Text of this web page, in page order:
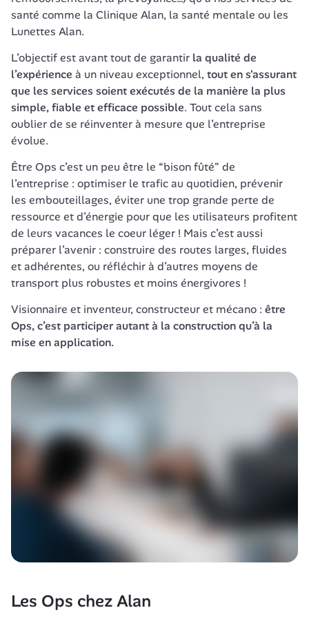
santé comme la Clinique Alan, la santé mentale ou les
Lunettes Alan.
L’objectif est avant tout de garantir la qualité de
l’expérience à un niveau exceptionnel, tout en s'assurant
que les services soient exécutés de la manière la plus
simple, fiable et efficace possible. Tout cela sans
oublier de se réinventer à mesure que l’entreprise
évolue.
Être Ops c’est un peu être le “bison fûté" de
l’entreprise : optimiser le trafic au quotidien, prévenir
les embouteillages, éviter une trop grande perte de
ressource et d’énergie pour que les utilisateurs profitent
de leurs vacances le coeur léger ! Mais c’est aussi
préparer l’avenir : construire des routes larges, fluides
et adhérentes, ou réfléchir à d’autres moyens de
transport plus robustes et moins énergivores !
Visionnaire et inventeur, constructeur et mécano : être
Ops, c’est participer autant à la construction qu’à la
mise en application.
Les Ops chez Alan